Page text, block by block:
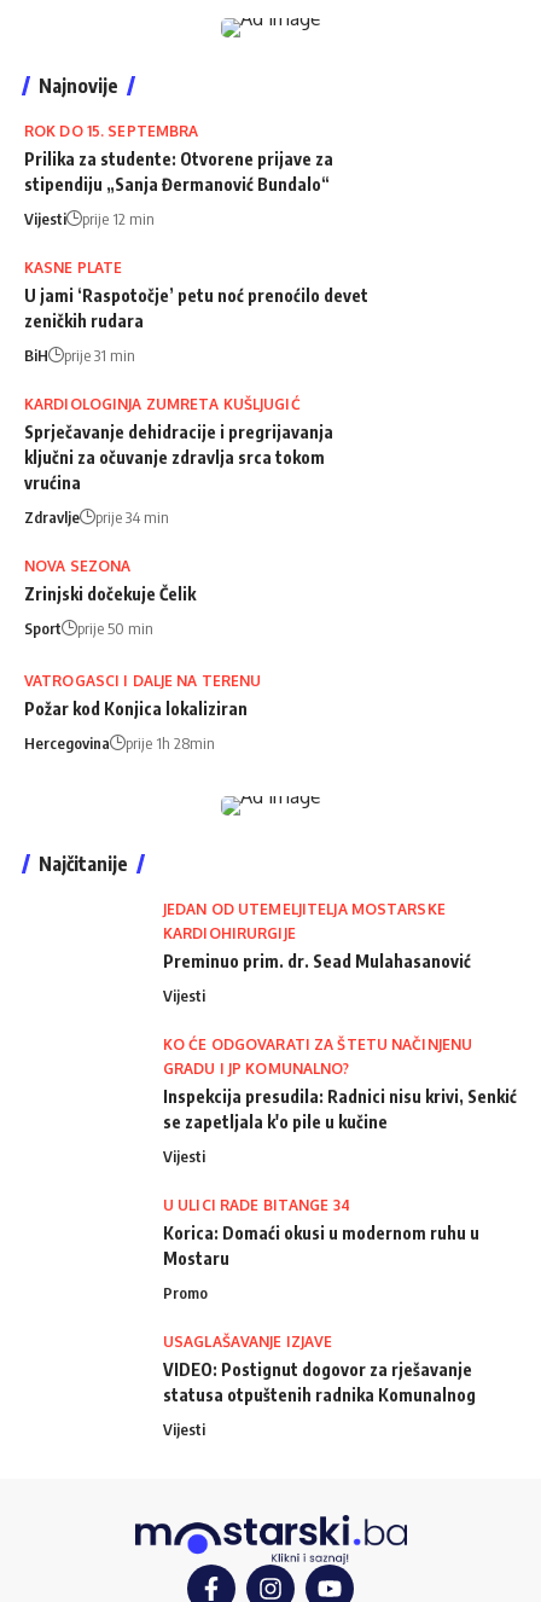
Najnovije
ROK DO 15. SEPTEMBRA
Prilika za studente: Otvorene prijave za
stipendiju „Sanja Đermanović Bundalo“
Vijesti prije 12 min
KASNE PLATE
U jami ‘Raspotočje’ petu noć prenoćilo devet
zeničkih rudara
BiH prije 31 min
KARDIOLOGINJA ZUMRETA KUŠLJUGIĆ
Sprječavanje dehidracije i pregrijavanja
ključni za očuvanje zdravlja srca tokom
vrućina
Zdravlje prije 34 min
NOVA SEZONA
Zrinjski dočekuje Čelik
Sport prije 50 min
VATROGASCI I DALJE NA TERENU
Požar kod Konjica lokaliziran
Hercegovina prije 1h 28min
Najčitanije
JEDAN OD UTEMELJITELJA MOSTARSKE
KARDIOHIRURGIJE
Preminuo prim. dr. Sead Mulahasanović
Vijesti
KO ĆE ODGOVARATI ZA ŠTETU NAČINJENU
GRADU I JP KOMUNALNO?
Inspekcija presudila: Radnici nisu krivi, Senkić
se zapetljala k'o pile u kučine
Vijesti
U ULICI RADE BITANGE 34
Korica: Domaći okusi u modernom ruhu u
Mostaru
Promo
USAGLAŠAVANJE IZJAVE
VIDEO: Postignut dogovor za rješavanje
statusa otpuštenih radnika Komunalnog
Vijesti